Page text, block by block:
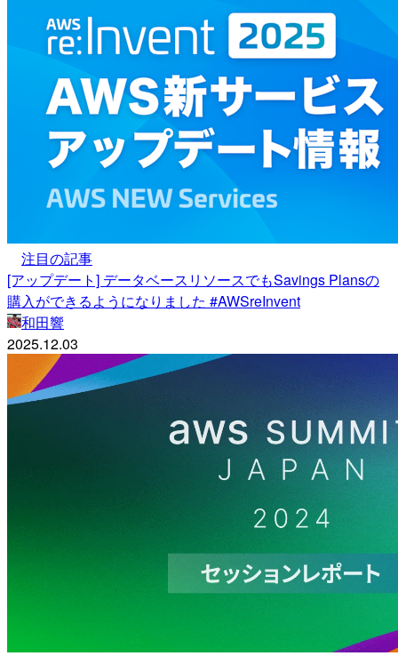
注目の記事
[アップデート] データベースリソースでもSavings Plansの
購入ができるようになりました #AWSreInvent
和田響
2025.12.03